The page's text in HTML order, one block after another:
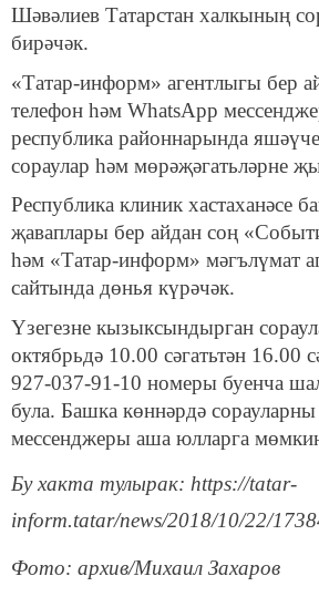
Шәвәлиев Татарстан халкының
бирәчәк.
«Татар-информ» агентлыгы бер
телефон һәм WhatsApp
республика районнарында
сораулар һәм мөрәҗәгатьләрне
Республика клиник хастаханәсе
җаваплары бер айдан соң
һәм «Татар-информ» мәгълүмат
сайтында дөнья күрәчәк.
Үзегезне кызыксындырган
октябрьдә 10.00 сәгатьтән 16.00
927-037-91-10 номеры буенча
була. Башка көннәрдә
мессенджеры аша юлларга
Бу хакта тулырак: https://tatar-
inform.tatar/news/2018/10/22/
Фото: архив/Михаил Захаров